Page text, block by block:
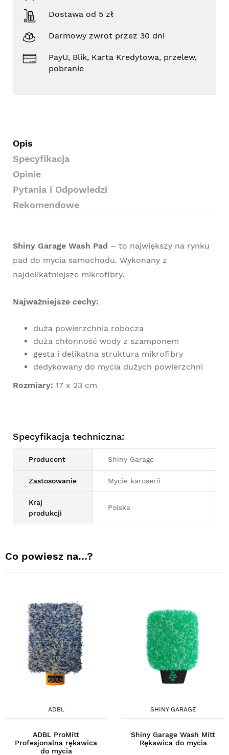
Dostawa od 5 zł
Darmowy zwrot przez 30 dni
PayU, Blik, Karta Kredytowa, przelew,
pobranie
Opis
Specyfikacja
Opinie
Pytania i Odpowiedzi
Rekomendowe
Shiny Garage Wash Pad – to największy na rynku
pad do mycia samochodu. Wykonany z
najdelikatniejsze mikrofibry.
Najważniejsze cechy:
duża powierzchnia robocza
duża chłonność wody z szamponem
gęsta i delikatna struktura mikrofibry
dedykowany do mycia dużych powierzchni
Rozmiary: 17 x 23 cm
Specyfikacja techniczna:
Producent Shiny Garage
Zastosowanie Mycie karoserii
Kraj
produkcji
Polska
Co powiesz na…?
ADBL
ADBL ProMitt
Profesjonalna rękawica
do mycia
SHINY GARAGE
Shiny Garage Wash Mitt
Rękawica do mycia